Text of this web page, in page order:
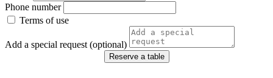
Phone number
Terms of use
Add a special request (optional)
Reserve a table